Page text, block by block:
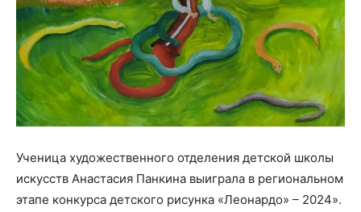
Ученица художественного отделения детской школы
искусств Анастасия Панкина выиграла в региональном
этапе конкурса детского рисунка «Леонардо» – 2024».